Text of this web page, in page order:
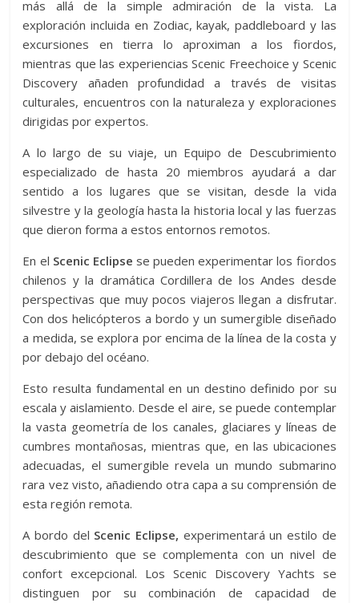
más allá de la simple admiración de la vista. La
exploración incluida en Zodiac, kayak, paddleboard y las
excursiones en tierra lo aproximan a los fiordos,
mientras que las experiencias Scenic Freechoice y Scenic
Discovery añaden profundidad a través de visitas
culturales, encuentros con la naturaleza y exploraciones
dirigidas por expertos.
A lo largo de su viaje, un Equipo de Descubrimiento
especializado de hasta 20 miembros ayudará a dar
sentido a los lugares que se visitan, desde la vida
silvestre y la geología hasta la historia local y las fuerzas
que dieron forma a estos entornos remotos.
En el Scenic Eclipse se pueden experimentar los fiordos
chilenos y la dramática Cordillera de los Andes desde
perspectivas que muy pocos viajeros llegan a disfrutar.
Con dos helicópteros a bordo y un sumergible diseñado
a medida, se explora por encima de la línea de la costa y
por debajo del océano.
Esto resulta fundamental en un destino definido por su
escala y aislamiento. Desde el aire, se puede contemplar
la vasta geometría de los canales, glaciares y líneas de
cumbres montañosas, mientras que, en las ubicaciones
adecuadas, el sumergible revela un mundo submarino
rara vez visto, añadiendo otra capa a su comprensión de
esta región remota.
A bordo del Scenic Eclipse, experimentará un estilo de
descubrimiento que se complementa con un nivel de
confort excepcional. Los Scenic Discovery Yachts se
distinguen por su combinación de capacidad de